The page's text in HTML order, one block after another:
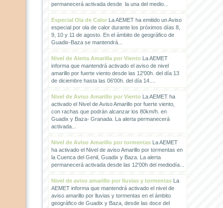
permanecerá activada desde la una del medio...
Especial Ola de CalorLa AEMET ha emitido un Aviso
especial por ola de calor durante los próximos días 8,
9, 10 y 11 de agosto. En el ámbito de geográfico de
Guadix-Baza se mantendrá...
Nivel de Alerta Amarilla por VientoLa AEMET
informa que mantendrá activado el aviso de nivel
amarillo por fuerte viento desde las 12'00h. del día 13
de diciembre hasta las 06'00h. del día 14....
Nivel de Aviso Amarillo por VientoLa AEMET ha
activado el Nivel de Aviso Amarillo por fuerte viento,
con rachas que podrán alcanzar los 80km/h. en
Guadix y Baza- Granada. La alerta permanecerá
activada...
Nivel de Aviso Amarillo por tormentasLa AEMET
ha activado el Nivel de aviso Amarillo por tormentas en
la Cuenca del Genil, Guadix y Baza. La alerta
permanecerá activada desde las 12'00h del mediodía...
Nivel de aviso amarillo por lluvias y tormentasLa
AEMET informa que mantendrá activado el nivel de
aviso amarillo por lluvias y tormentas en el ámbito
geográfico de Guadix y Baza, desde las doce del